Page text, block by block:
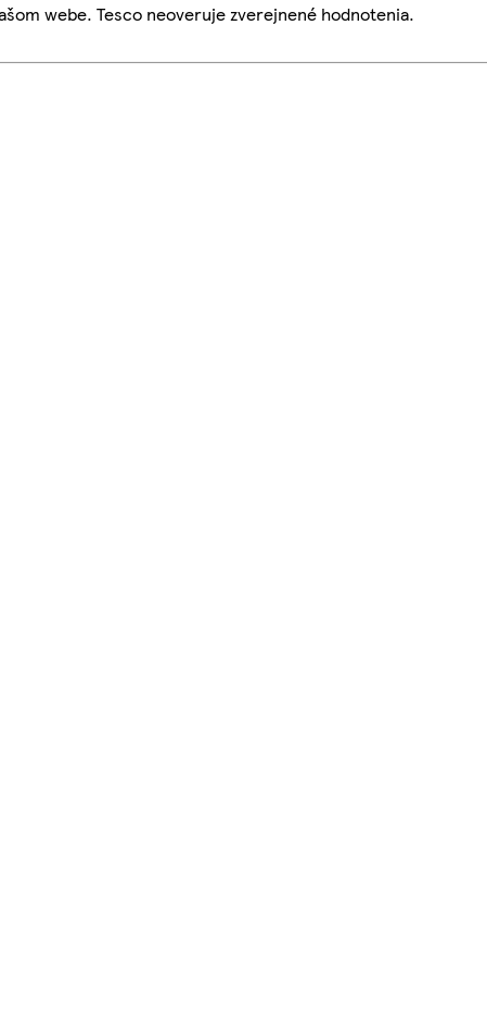
webe. Tesco neoveruje zverejnené hodnotenia.